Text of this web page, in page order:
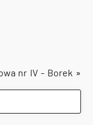
nr IV - Borek »